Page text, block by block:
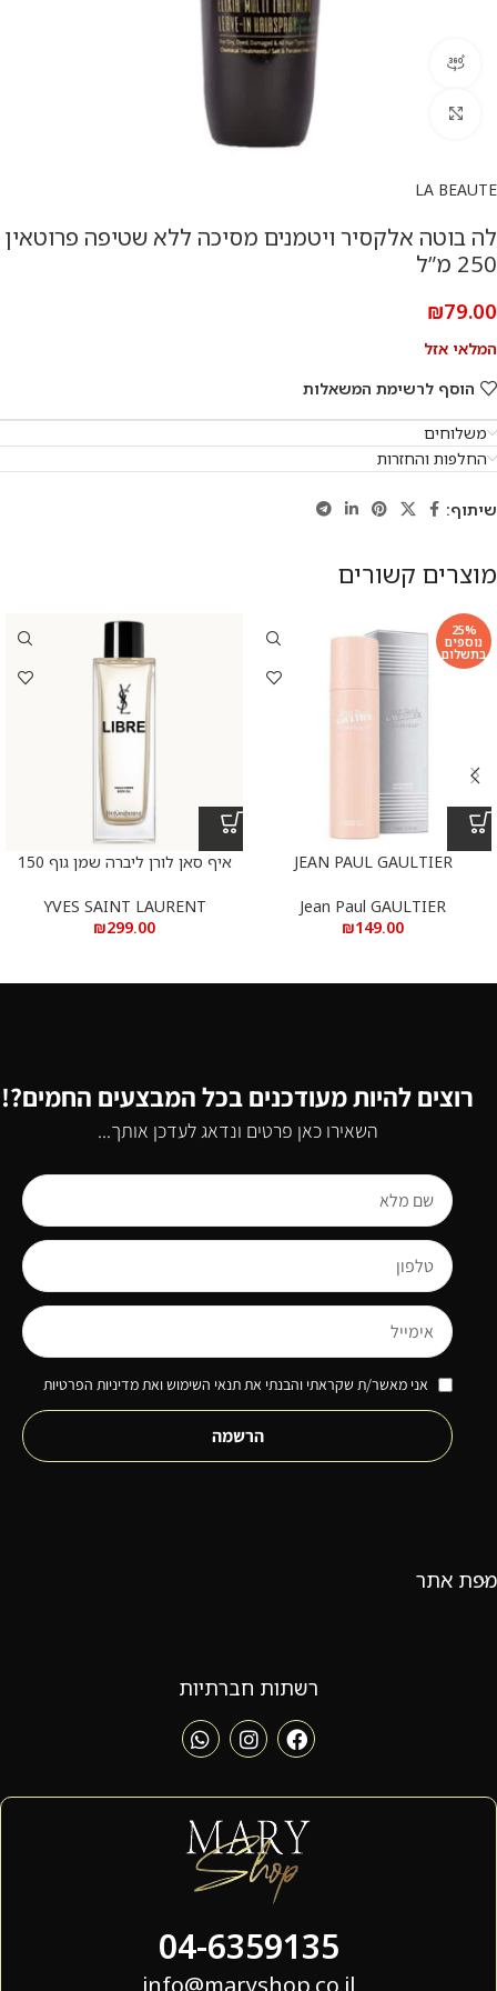
LA BEAUTE
לה בוטה אלקסיר ויטמנים מסיכה ללא שטיפה פרוטאין
250 מ”ל
₪79.00
המלאי אזל
הוסף לרשימת המשאלות
משלוחים
החלפות והחזרות
שיתוף:
מוצרים קשורים
25%
נוספים
בתשלום
JEAN PAUL GAULTIER
150ML
Jean Paul GAULTIER
₪149.00
איף סאן לורן ליברה שמן גוף 150
YVES SAINT LAURENT
₪299.00
רוצים להיות מעודכנים בכל המבצעים החמים?!
השאירו כאן פרטים ונדאג לעדכן אותך...
אני מאשר/ת שקראתי והבנתי את תנאי השימוש ואת מדיניות הפרטיות
הרשמה
מפת אתר
רשתות חברתיות
04-6359135